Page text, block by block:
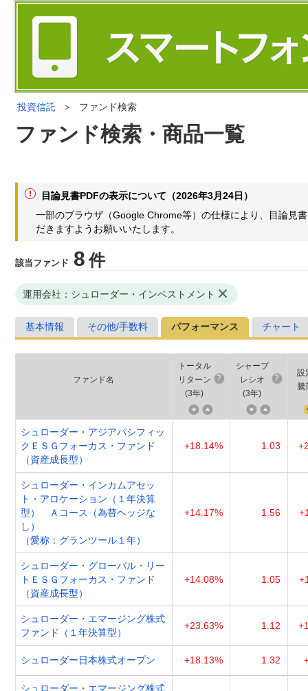
投資信託 ＞ ファンド検索
ファンド検索・商品一覧
目論見書PDFの表示について（2026年3月24日）
一部のブラウザ（Google Chrome等）の仕様により、目論見
だきますようお願いいたします。
該当ファンド 8 件
運用会社：シュローダー・インベストメント
基本情報 その他/手数料 パフォーマンス チャート
ファンド名
トータル
リターン
(3年)
シャープ
レシオ
(3年)
設
騰
シュローダー・アジアパシフィッ
クＥＳＧフォーカス・ファンド
（資産成長型）
+18.14% 1.03
シュローダー・インカムアセッ
ト・アロケーション（１年決算
型） Ａコース（為替ヘッジな
し）
（愛称：グランツール１年）
+14.17% 1.56
シュローダー・グローバル・リー
トＥＳＧフォーカス・ファンド
（資産成長型）
+14.08% 1.05
シュローダー・エマージング株式
ファンド（１年決算型）
+23.63% 1.12
シュローダー日本株式オープン +18.13% 1.32
シュローダー・エマージング株式